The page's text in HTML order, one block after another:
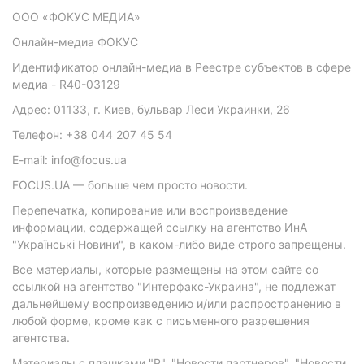
ООО «ФОКУС МЕДИА»
Онлайн-медиа ФОКУС
Идентификатор онлайн-медиа в Реестре субъектов в сфере
медиа - R40-03129
Адрес: 01133, г. Киев, бульвар Леси Украинки, 26
Телефон: +38 044 207 45 54
E-mail: info@focus.ua
FOCUS.UA — больше чем просто новости.
Перепечатка, копирование или воспроизведение
информации, содержащей ссылку на агентство ИнА
"Українські Новини", в каком-либо виде строго запрещены.
Все материалы, которые размещены на этом сайте со
ссылкой на агентство "Интерфакс-Украина", не подлежат
дальнейшему воспроизведению и/или распространению в
любой форме, кроме как с письменного разрешения
агентства.